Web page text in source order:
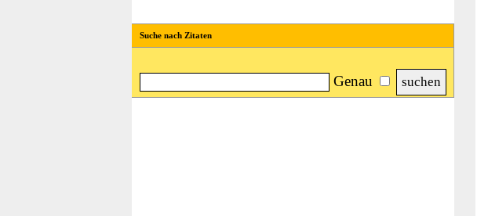
Suche nach Zitaten
Genau